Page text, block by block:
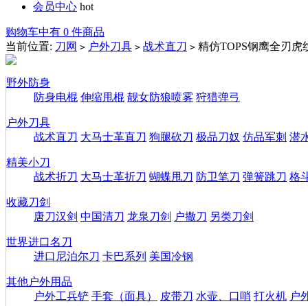
会员中心 hot
购物车中有 0 件商品
当前位置: 刀网 > 户外刀具 > 战术直刀 > 精仿TOPS钢鹰全刃虎
野外防身
防身电棍 伸缩甩棍 靓女防狼喷雾 狩猎弹弓
户外刀具
战术直刀 大马士革直刀 狗腿砍刀 极品刀奴 仿品军刺 潜
精美小刀
战术折刀 大马士革折刀 蝴蝶甩刀 防卫笔刀 弹簧跳刀 格
收藏刀剑
唐刀汉剑 中国清刀 龙泉刀剑 户撒刀 另类刀剑
世界进口名刀
进口尼泊尔刀 卡巴系列 美国冷钢
其他户外用品
户外工兵铲 手套（面具） 皮带刀 水壶、口哨 打火机 户